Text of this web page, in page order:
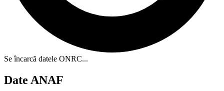
Se încarcă datele ONRC...
Date ANAF